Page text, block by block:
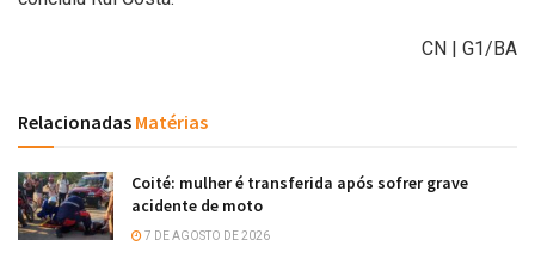
CN | G1/BA
Relacionadas Matérias
Coité: mulher é transferida após sofrer grave
acidente de moto
7 DE AGOSTO DE 2026